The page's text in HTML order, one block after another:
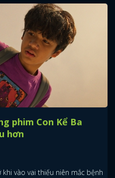
phim Con Kể Ba
hơn
vào vai thiếu niên mắc bệnh